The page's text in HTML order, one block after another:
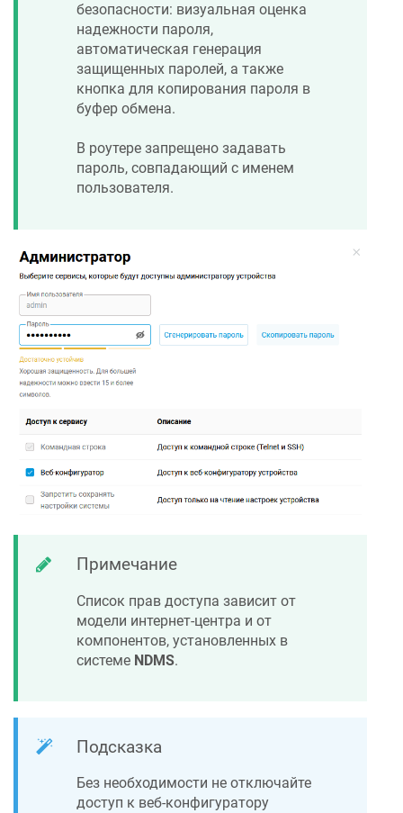
безопасности: визуальная оценка
надежности пароля,
автоматическая генерация
защищенных паролей, а также
кнопка для копирования пароля в
буфер обмена.
В роутере запрещено задавать
пароль, совпадающий с именем
пользователя.
Примечание
Список прав доступа зависит от
модели интернет-центра и от
компонентов, установленных в
системе NDMS.
Подсказка
Без необходимости не отключайте
доступ к веб-конфигуратору